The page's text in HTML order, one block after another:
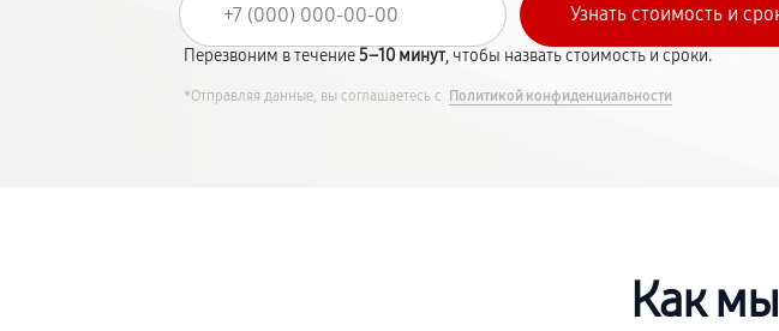
Перезвоним в течение5–10 минут, чтобы назвать стоимость и сроки.
*Отправляя данные, вы соглашаетесь с Политикой конфиденциальности
Как мы